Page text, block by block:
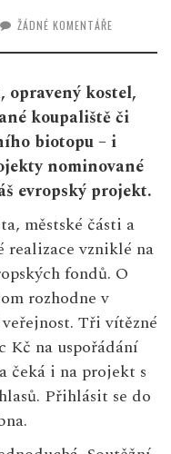
ŽÁDNÉ KOMENTÁŘE
opravený kostel,
koupaliště či
biotopu – i
nominované
evropský projekt.
městské části a
realizace vzniklé na
fondů. O
rozhodne v
Tři vítězné
Kč na uspořádání
čeká i na projekt s
Přihlásit se do